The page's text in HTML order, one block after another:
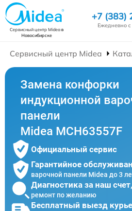
Сервисный центр Mideaв
Новосибирске
+7 (383)
Ежедневно
Сервисный центр Midea
Замена конфорки
индукционной
панели
Midea MCH63557F
Официальный сервис
Гарантийное
варочной панели Midea до 3
Диагностика за наш счет,
ремонт по желанию
Бесплатный выезд